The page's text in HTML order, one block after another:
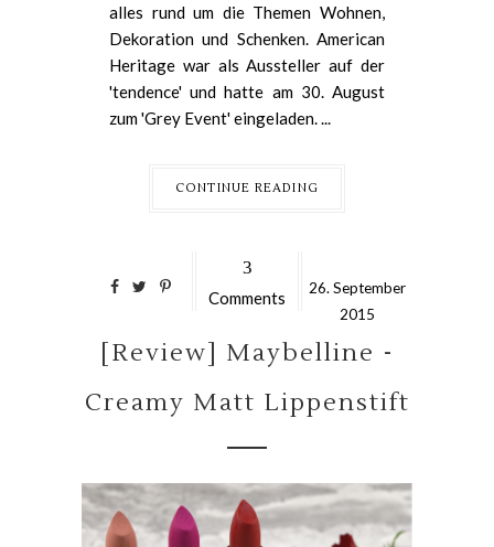
alles rund um die Themen Wohnen,
Dekoration und Schenken. American
Heritage war als Aussteller auf der
'tendence' und hatte am 30. August
zum 'Grey Event' eingeladen. ...
CONTINUE READING
3
Comments 26.September
2015
[Review] Maybelline -
Creamy Matt Lippenstift